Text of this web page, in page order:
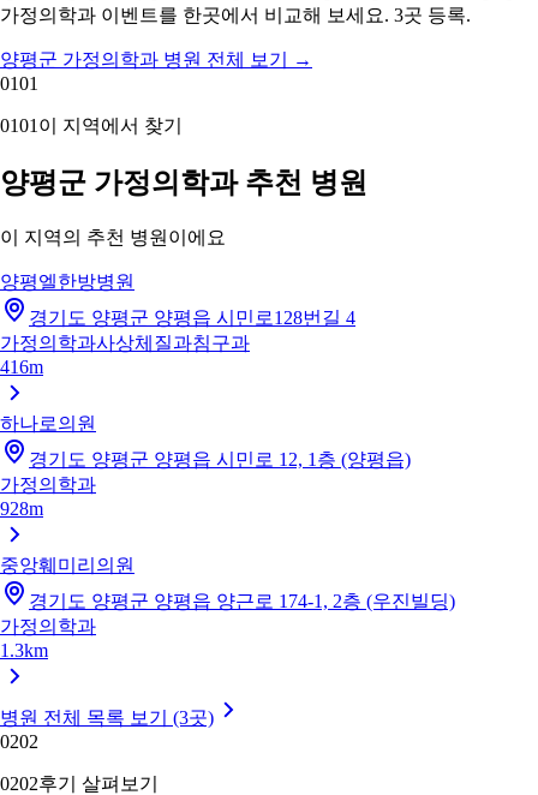
가정의학과 이벤트를 한곳에서 비교해 보세요. 3곳 등록.
양평군 가정의학과 병원 전체 보기
→
0101
0101 이 지역에서 찾기
양평군 가정의학과 추천 병원
이 지역의 추천 병원이에요
양평엘한방병원
경기도 양평군 양평읍 시민로128번길 4
가정의학과사상체질과침구과
416m
하나로의원
경기도 양평군 양평읍 시민로 12, 1층 (양평읍)
가정의학과
928m
중앙훼미리의원
경기도 양평군 양평읍 양근로 174-1, 2층 (우진빌딩)
가정의학과
1.3km
병원 전체 목록 보기 (3곳)
0202
0202후기 살펴보기